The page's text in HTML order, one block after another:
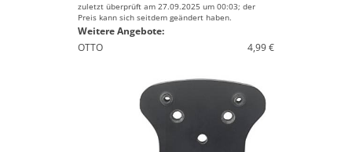
zuletzt überprüft am 27.09.2025 um 00:03; der
Preis kann sich seitdem geändert haben.
Weitere Angebote:
OTTO
4,99 €